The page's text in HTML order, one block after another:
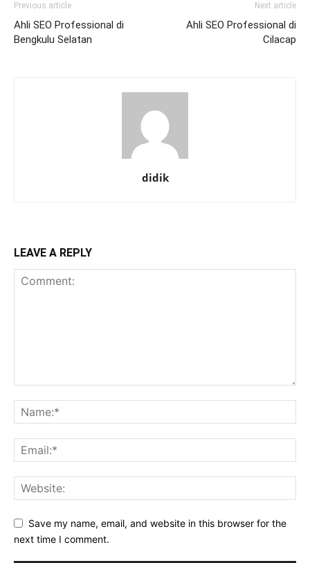
Previous article
Ahli SEO Professional di
Bengkulu Selatan
Next article
Ahli SEO Professional di
Cilacap
didik
LEAVE A REPLY
Save my name, email, and website in this browser for the
next time I comment.